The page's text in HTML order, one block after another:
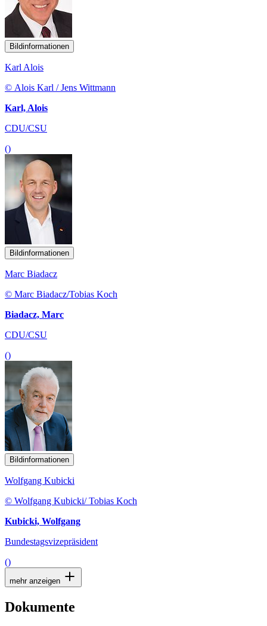
Bildinformationen
Karl Alois
© Alois Karl / Jens Wittmann
Karl, Alois
CDU/CSU
()
Bildinformationen
Marc Biadacz
© Marc Biadacz/Tobias Koch
Biadacz, Marc
CDU/CSU
()
Bildinformationen
Wolfgang Kubicki
© Wolfgang Kubicki/ Tobias Koch
Kubicki, Wolfgang
Bundestagsvizepräsident
()
mehr anzeigen
Dokumente